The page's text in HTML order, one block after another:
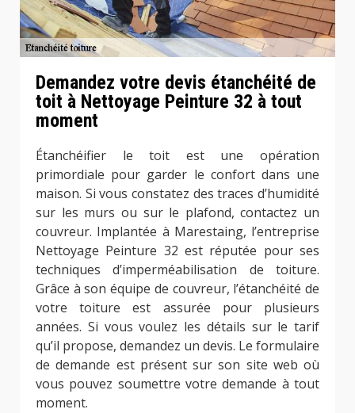
Demandez votre devis étanchéité de
toit à Nettoyage Peinture 32 à tout
moment
Étanchéifier le toit est une opération
primordiale pour garder le confort dans une
maison. Si vous constatez des traces d’humidité
sur les murs ou sur le plafond, contactez un
couvreur. Implantée à Marestaing, l’entreprise
Nettoyage Peinture 32 est réputée pour ses
techniques d’imperméabilisation de toiture.
Grâce à son équipe de couvreur, l’étanchéité de
votre toiture est assurée pour plusieurs
années. Si vous voulez les détails sur le tarif
qu’il propose, demandez un devis. Le formulaire
de demande est présent sur son site web où
vous pouvez soumettre votre demande à tout
moment.